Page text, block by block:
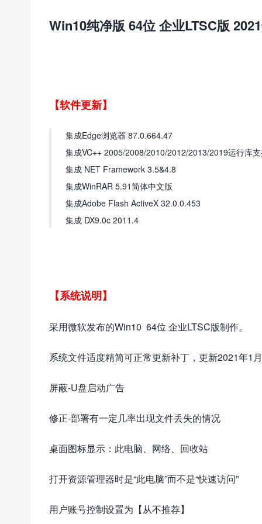
Win10纯净版 64位 企业LTSC版
【软件更新】
集成Edge浏览器 87.0.664.47
集成VC++ 2005/2008/2010/2012/2013/2019运行库
集成 NET Framework 3.5&4.8
集成WinRAR 5.91简体中文版
集成Adobe Flash ActiveX 32.0.0.453
集成 DX9.0c 2011.4
【系统说明】
采用微软发布的Win10 64位 企业LTSC版制作。
系统文件适度精简可正常更新补丁，更新2021年1
屏蔽-U盘启动广告
修正-部署有一定几率出现文件丢失的情况
桌面图标显示：此电脑、网络、回收站
打开资源管理器时是“此电脑”而不是“快速访问”
用户账号控制设置为【从不推荐】